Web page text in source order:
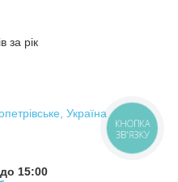
за рік
Україна
15:00
КНОПКА
ЗВ'ЯЗКУ